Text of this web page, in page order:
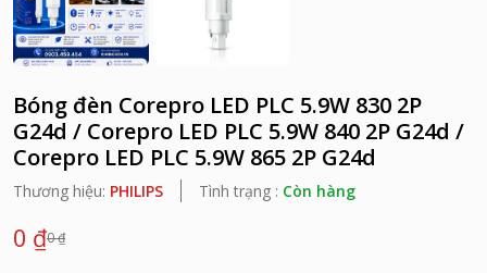
Bóng đèn Corepro LED PLC 5.9W 830 2P
G24d / Corepro LED PLC 5.9W 840 2P G24d /
Corepro LED PLC 5.9W 865 2P G24d
Thương hiệu: PHILIPS Tình trạng : Còn hàng
0 ₫0 ₫